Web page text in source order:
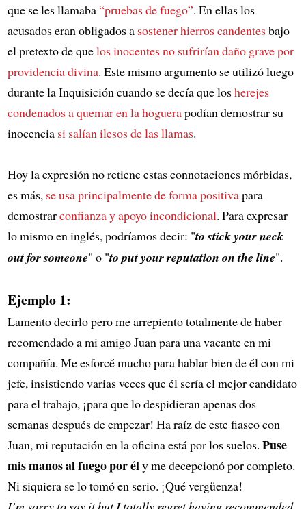
que se les llamaba“pruebas de fuego”. En ellas los
acusados eran obligados a sostener hierros candentesbajo
el pretexto de quelos inocentes no sufrirían daño grave por
providencia divina. Este mismo argumento se utilizó luego
durante la Inquisición cuando se decía que losherejes
condenados a quemar en la hoguerapodían demostrar su
inocencia si salían ilesos de las llamas.
Hoy la expresión no retiene estas connotaciones mórbidas,
es más, se usa principalmente de forma positivapara
demostrarconfianza y apoyo incondicional. Para expresar
lo mismo en inglés, podríamos decir: "to stick your neck
out for someone" o "to put your reputation on the line".
Ejemplo 1:
Lamento decirlo pero me arrepiento totalmente de haber
recomendado a mi amigo Juan para una vacante en mi
compañía. Me esforcé mucho para hablar bien de él con mi
jefe, insistiendo varias veces que él sería el mejor candidato
para el trabajo, ¡para que lo despidieran apenas dos
semanas después de empezar! Ha raíz de este fiasco con
Juan, mi reputación en la oficina está por los suelos. Puse
mis manos al fuego por ély me decepcionó por completo.
Ni siquiera se lo tomó en serio. ¡Qué vergüenza!